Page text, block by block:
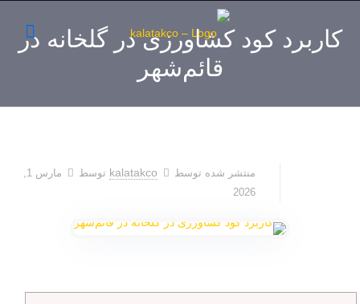
کاربرد کود کشاورزی در گلخانه در
قائم‌شهر
منتشر شده توسط kalatakco توسط
مارس 1,
2026